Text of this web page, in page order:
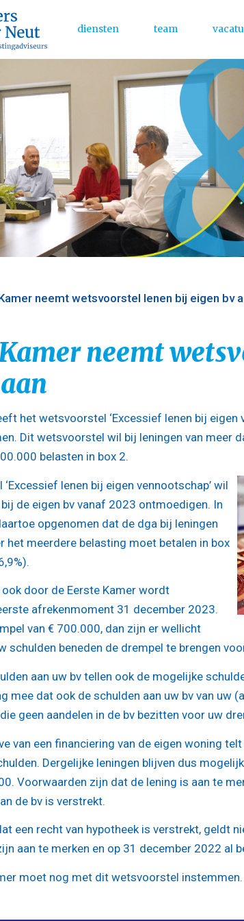
Main Menu
diensten team
neemt wetsvoorstel lenen bij eigen bv
neemt
het wetsvoorstel ‘Excessief lenen bij eigen
Dit wetsvoorstel wil bij leningen van meer
belasten in box 2.
lenen bij eigen vennootschap’ wil
de eigen bv vanaf 2023 ontmoedigen. In
opgenomen dat de dga bij leningen
het meerdere belasting moet betalen in box
door de Eerste Kamer wordt
afrekenmoment 31 december 2023.
van € 700.000, dan zijn er wellicht
schulden beneden de drempel te brengen
aan uw bv tellen ook de mogelijke
mee dat ook de schulden aan uw bv van uw
geen aandelen in de bv bezitten voor uw
van een financiering van de eigen woning
Dergelijke leningen blijven dus
Voorwaarden zijn dat de lening is aan te
de bv is verstrekt.
een recht van hypotheek is verstrekt, geldt
aan te merken en op 31 december 2022 al
moet nog met dit wetsvoorstel instemmen.